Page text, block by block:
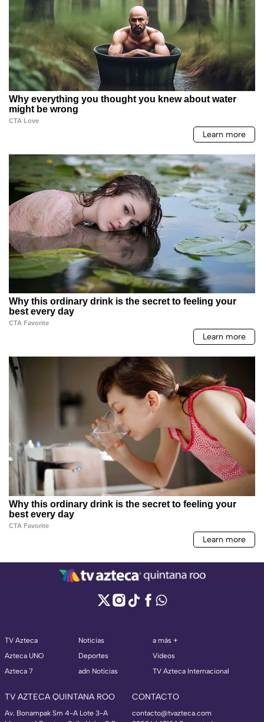
TV Azteca
Azteca UNO
Azteca 7
Noticias
Deportes
adn Noticias
a más +
Videos
TV Azteca Internacional
TV AZTECA QUINTANA ROO
Av. Bonampak Sm 4-A Lote 3-A
CONTACTO
contacto@tvazteca.com